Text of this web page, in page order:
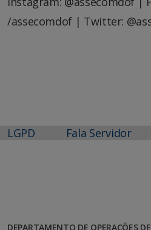
/assecomdof | Twitter:
LGPD Fala Servidor
DEPARTAMENTO DE OPERAÇÕES